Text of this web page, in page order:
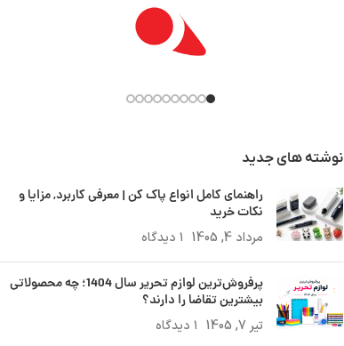
نوشته های جدید
راهنمای کامل انواع پاک کن | معرفی کاربرد, مزایا و
نکات خرید
مرداد 4, 1405 ۱ دیدگاه
پرفروش‌ترین لوازم تحریر سال 1404؛ چه محصولاتی
بیشترین تقاضا را دارند؟
تیر 7, 1405 ۱ دیدگاه